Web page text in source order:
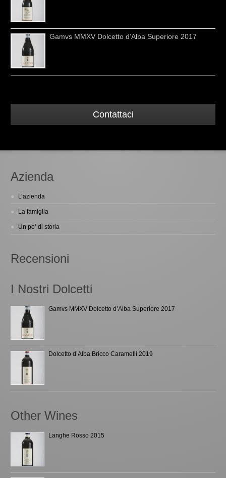
Gamvs MMXV Dolcetto d’Alba Superiore 2017
Contattaci
Azienda
L’azienda
La famiglia
Un po’ di storia
Recensioni
I Nostri Dolcetti
Gamvs MMXV Dolcetto d’Alba Superiore 2017
Dolcetto d’Alba Bricco Caramelli 2019
Other Wines
Langhe Rosso 2015